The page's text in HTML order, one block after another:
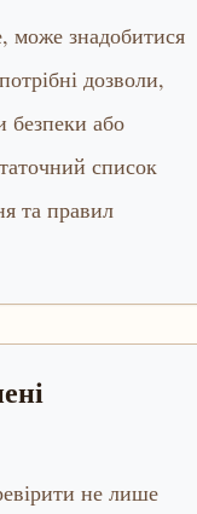
може знадобитися
дозволи,
безпеки або
список
та правил
не лише